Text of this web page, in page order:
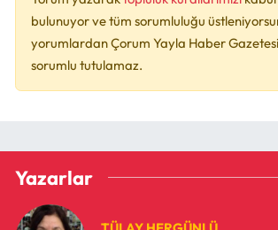
bulunuyor ve tüm sorumluluğu
yorumlardan Çorum Yayla Haber
sorumlu tutulamaz.
Yazarlar